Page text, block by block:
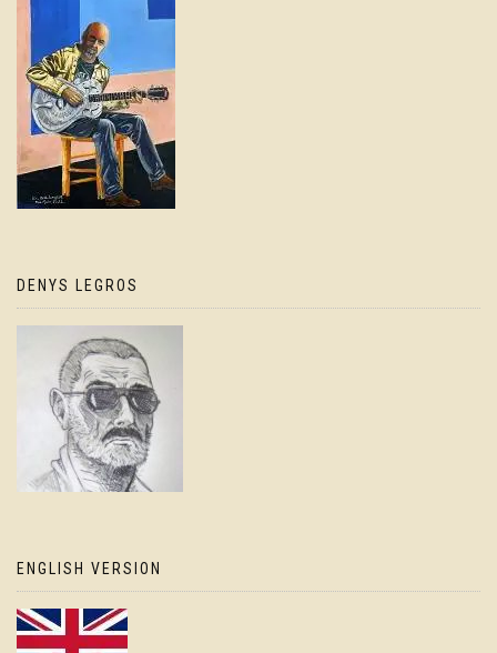
DENYS LEGROS
ENGLISH VERSION